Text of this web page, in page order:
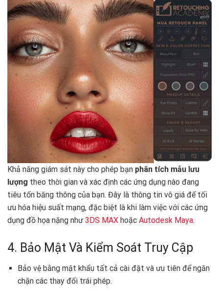
Khả năng giám sát này cho phép bạn phân tích mẫu lưu
lượng theo thời gian và xác định các ứng dụng nào đang
tiêu tốn băng thông của bạn. Đây là thông tin vô giá để tối
ưu hóa hiệu suất mạng, đặc biệt là khi làm việc với các ứng
dụng đồ họa nặng như 3DS MAX hoặc Autodesk Maya.
4. Bảo Mật Và Kiểm Soát Truy Cập
Bảo vệ bằng mật khẩu tất cả cài đặt và ưu tiên để ngăn
chặn các thay đổi trái phép.